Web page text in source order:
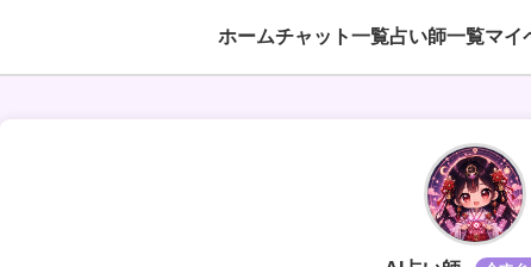
ホームチャット一覧占い師一覧マイ